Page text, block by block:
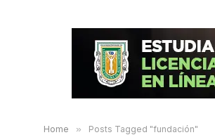
Home » Posts Tagged "fundación"